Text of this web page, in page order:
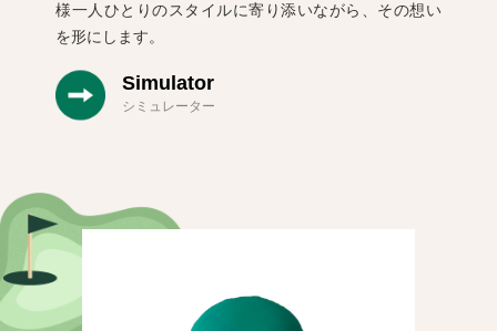
様一人ひとりのスタイルに寄り添いながら、その想い
を形にします。
Simulator
シミュレーター